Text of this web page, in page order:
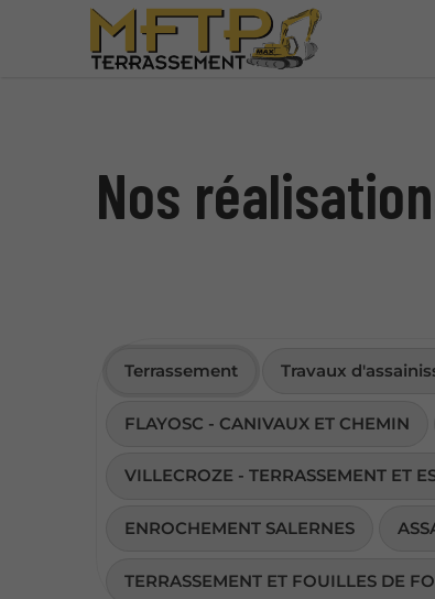
Nos
Terrassement Travaux
FLAYOSC - CANIVAUX ET CHEMIN
VILLECROZE - TERRASSEMENT ET
ENROCHEMENT SALERNES
TERRASSEMENT ET FOUILLES DE